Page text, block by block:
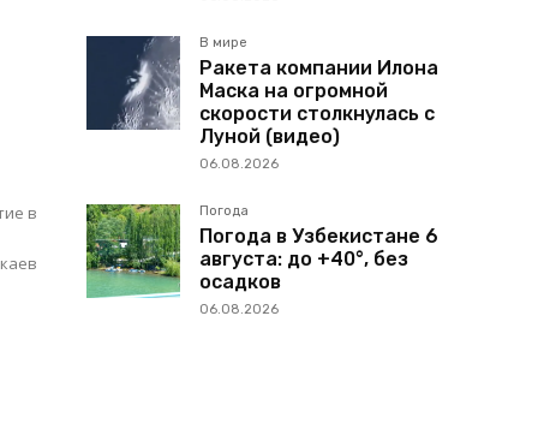
в
В мире
Ракета компании Илона
Маска на огромной
скорости столкнулась с
Луной (видео)
06.08.2026
Погода
Погода в Узбекистане 6
августа: до +40°, без
осадков
06.08.2026